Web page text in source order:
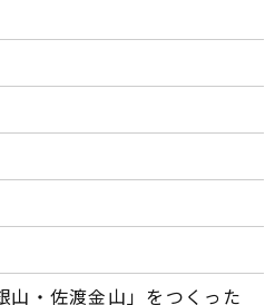
山・佐渡金山」をつくった